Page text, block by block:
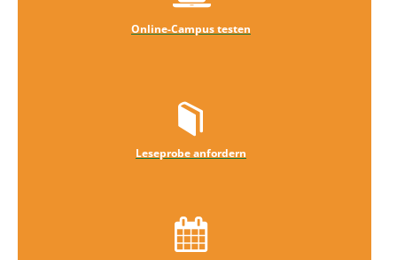
Online-Campus testen
Leseprobe anfordern